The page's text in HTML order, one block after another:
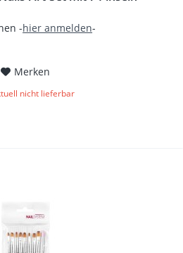
-hier anmelden-
Merken
nicht lieferbar